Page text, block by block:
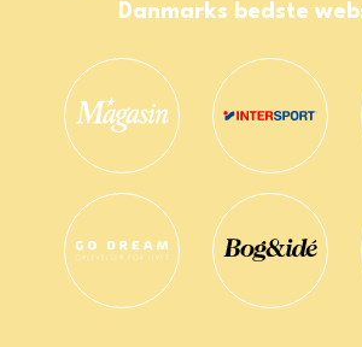
Danmarks bedste